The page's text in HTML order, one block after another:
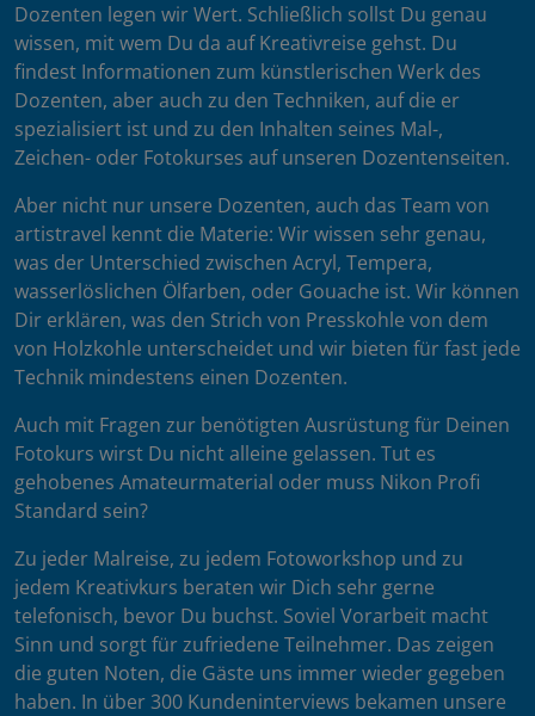
Dozenten legen wir Wert. Schließlich sollst Du genau
wissen, mit wem Du da auf Kreativreise gehst. Du
findest Informationen zum künstlerischen Werk des
Dozenten, aber auch zu den Techniken, auf die er
spezialisiert ist und zu den Inhalten seines Mal-,
Zeichen- oder Fotokurses auf unseren Dozentenseiten.
Aber nicht nur unsere Dozenten, auch das Team von
artistravel kennt die Materie: Wir wissen sehr genau,
was der Unterschied zwischen Acryl, Tempera,
wasserlöslichen Ölfarben, oder Gouache ist. Wir können
Dir erklären, was den Strich von Presskohle von dem
von Holzkohle unterscheidet und wir bieten für fast jede
Technik mindestens einen Dozenten.
Auch mit Fragen zur benötigten Ausrüstung für Deinen
Fotokurs wirst Du nicht alleine gelassen. Tut es
gehobenes Amateurmaterial oder muss Nikon Profi
Standard sein?
Zu jeder Malreise, zu jedem Fotoworkshop und zu
jedem Kreativkurs beraten wir Dich sehr gerne
telefonisch, bevor Du buchst. Soviel Vorarbeit macht
Sinn und sorgt für zufriedene Teilnehmer. Das zeigen
die guten Noten, die Gäste uns immer wieder gegeben
haben. In über 300 Kundeninterviews bekamen unsere